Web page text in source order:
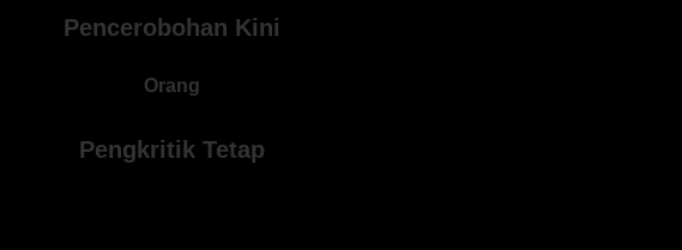
Pencerobohan Kini
Orang
Pengkritik Tetap